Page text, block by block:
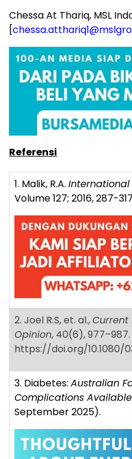
Chessa At Thariq, MSL
[
Referensi
1. Malik, R.A. International
Volume 127; 2016, 287-
2. Joel R.S, et. al.,Current
Opinion, 40(6), 977–987.
https://doi.org/10.1080/
3. Diabetes: Australian
Complications
September 2025).